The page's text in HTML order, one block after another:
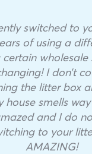
switched to
of using a
certain
I don’t
the litter box
house smells
and I do
to your
AMAZING!